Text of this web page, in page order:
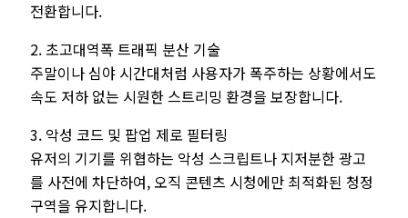
전환합니다.
2. 초고대역폭 트래픽 분산 기술
주말이나 심야 시간대처럼 사용자가 폭주하는 상황에서도
속도 저하 없는 시원한 스트리밍 환경을 보장합니다.
3. 악성 코드 및 팝업 제로 필터링
유저의 기기를 위협하는 악성 스크립트나 지저분한 광고
를 사전에 차단하여, 오직 콘텐츠 시청에만 최적화된 청정
구역을 유지합니다.